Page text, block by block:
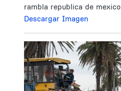
rambla republica de mexico
Descargar Imagen